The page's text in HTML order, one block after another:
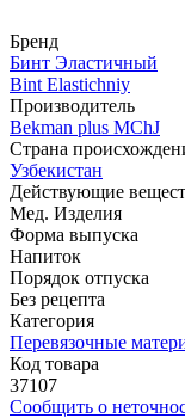
Бренд
Бинт Эластичный
Bint Elastichniy
Производитель
Bekman plus MChJ
Страна
Узбекистан
Действующие
Мед. Изделия
Форма выпуска
Напиток
Порядок отпуска
Без рецепта
Категория
Перевязочные
Код товара
37107
Сообщить о